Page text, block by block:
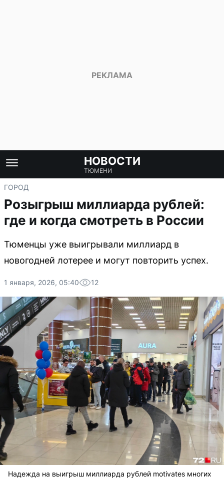
НОВОСТИ
ТЮМЕНИ
ГОРОД
Розыгрыш миллиарда рублей:
где и когда смотреть в России
Тюменцы уже выигрывали миллиард в
новогодней лотерее и могут повторить успех.
1 января, 2026, 05:40 12
Надежда на выигрыш миллиарда рублей motivates многих